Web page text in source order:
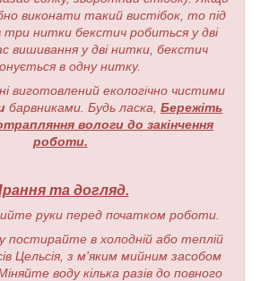
виконати такий вистібок, то під
три нитки бекстич робиться у дві
вишивання у дві нитки, бекстич
в одну нитку.
виготовлений екологічно чистими
барвниками. Будь ласка, Бережіть
вологи до закінчення
роботи.
та догляд.
руки перед початком роботи.
постирайте в холодній або теплій
Цельсія, з м'яким мийним засобом
воду кілька разів до повного